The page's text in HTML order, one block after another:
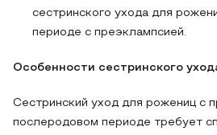
сестринского ухода для
периоде с преэклампсией.
Особенности сестринского
Сестринский уход для рожениц с
послеродовом периоде требует